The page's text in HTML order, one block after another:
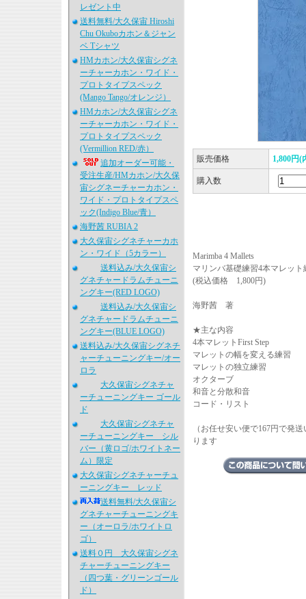
レゼント中
送料無料/大久保宙 Hiroshi
Chu Okuboカホン＆ジャン
ベ Tシャツ
HMカホン/大久保宙シグネ
ーチャーカホン・ワイド・
プロトタイプスペック
(Mango Tango/オレンジ）
HMカホン/大久保宙シグネ
ーチャーカホン・ワイド・
プロトタイプスペック
(Vermillion RED/赤）
追加オーダー可能・
受注生産/HMカホン/大久保
宙シグネーチャーカホン・
ワイド・プロトタイプスペ
ック(Indigo Blue/青）
海野茜 RUBIA 2
大久保宙シグネチャーカホ
ン・ワイド（5カラー）
送料込み/大久保宙シ
グネチャードラムチューニ
ングキー(RED LOGO)
送料込み/大久保宙シ
グネチャードラムチューニ
ングキー(BLUE LOGO)
送料込み/大久保宙シグネチ
ャーチューニングキー/オー
ロラ
大久保宙シグネチャ
ーチューニングキー ゴール
ド
大久保宙シグネチャ
ーチューニングキー シル
バー（黄ロゴ/ホワイトネー
ム）限定
大久保宙シグネチャーチュ
ーニングキー レッド
送料無料/大久保宙シ
グネチャーチューニングキ
ー（オーロラ/ホワイトロ
ゴ）
送料０円 大久保宙シグネ
チャーチューニングキー
（四つ葉・グリーンゴール
ド）
販売価格 1,800円(
購入数
Marimba 4 Mallets
マリンバ基礎練習4本マレット
(税込価格 1,800円)
海野茜 著
★主な内容
4本マレットFirst Step
マレットの幅を変える練習
マレットの独立練習
オクターブ
和音と分散和音
コード・リスト
（お任せ安い便で167円で発
ります